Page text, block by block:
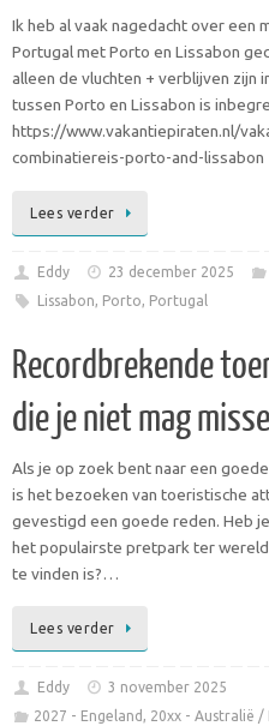
Ik heb al vaak nagedacht over een
Portugal met Porto en Lissabon
alleen de vluchten + verblijven zijn
tussen Porto en Lissabon is
https://www.vakantiepiraten.nl/
combinatiereis-porto-and-lissabon
Lees verder
Eddy 23 december 2025
Lissabon, Porto, Portugal
Recordbrekende
die je niet mag
Als je op zoek bent naar een
is het bezoeken van toeristische
gevestigd een goede reden. Heb
het populairste pretpark ter
te vinden is?…
Lees verder
Eddy
3 november 2025
2027 - Engeland , 20xx - Australië /